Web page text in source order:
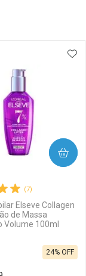
FAVORITOS
(7)
Elseve Collagen
de Massa
Aumenta o Volume 100ml
24% OFF
COMPRAR